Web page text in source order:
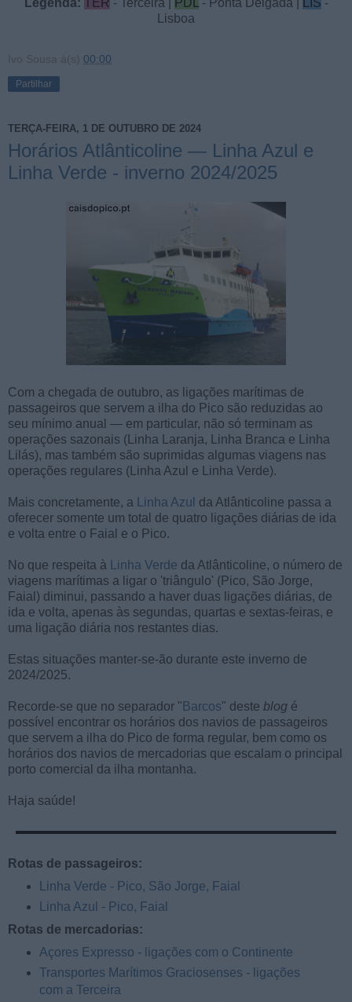
Lisboa
Ivo Sousa à(s) 00:00
Partilhar
TERÇA-FEIRA, 1 DE OUTUBRO DE 2024
Horários Atlânticoline — Linha Azul e
Linha Verde - inverno 2024/2025
Com a chegada de outubro, as ligações marítimas de
passageiros que servem a ilha do Pico são reduzidas ao
seu mínimo anual — em particular, não só terminam as
operações sazonais (Linha Laranja, Linha Branca e Linha
Lilás), mas também são suprimidas algumas viagens nas
operações regulares (Linha Azul e Linha Verde).
Mais concretamente, a Linha Azul da Atlânticoline passa a
oferecer somente um total de quatro ligações diárias de ida
e volta entre o Faial e o Pico.
No que respeita à Linha Verde da Atlânticoline, o número de
viagens marítimas a ligar o 'triângulo' (Pico, São Jorge,
Faial) diminui, passando a haver duas ligações diárias, de
ida e volta, apenas às segundas, quartas e sextas-feiras, e
uma ligação diária nos restantes dias.
Estas situações manter-se-ão durante este inverno de
2024/2025.
Recorde-se que no separador " Barcos" deste blog é
possível encontrar os horários dos navios de passageiros
que servem a ilha do Pico de forma regular, bem como os
horários dos navios de mercadorias que escalam o principal
porto comercial da ilha montanha.
Haja saúde!
Rotas de passageiros:
Linha Verde - Pico, São Jorge, Faial
Linha Azul - Pico, Faial
Rotas de mercadorias:
Açores Expresso - ligações com o Continente
Transportes Marítimos Graciosenses - ligações
com a Terceira